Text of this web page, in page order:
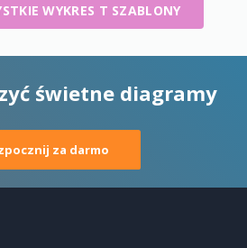
WYKRES T SZABLONY
świetne diagramy
za darmo